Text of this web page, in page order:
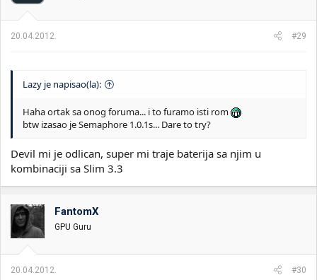
20.04.2012. #29
Lazy je napisao(la):
Haha ortak sa onog foruma... i to furamo isti rom
btw izasao je Semaphore 1.0.1s... Dare to try?
Devil mi je odlican, super mi traje baterija sa njim u
kombinaciji sa Slim 3.3
FantomX
GPU Guru
20.04.2012. #30